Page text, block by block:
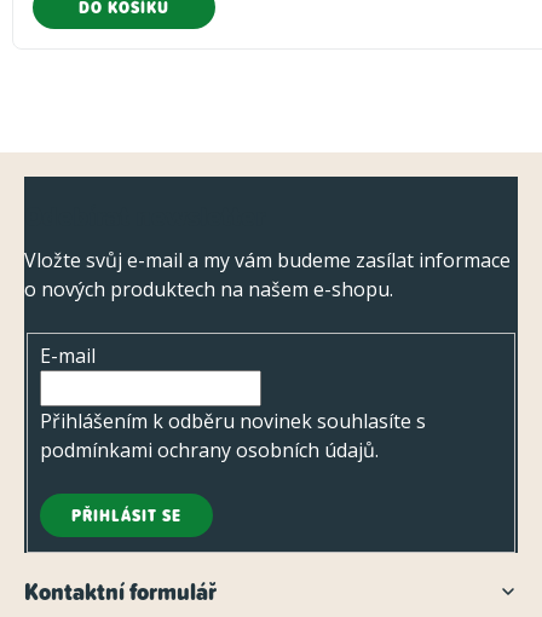
DO KOŠÍKU
Vložte svůj e-mail a my vám budeme zasílat informace
o nových produktech na našem e-shopu.
E-mail
Přihlášením k odběru novinek souhlasíte s
podmínkami ochrany osobních údajů.
PŘIHLÁSIT SE
Kontaktní formulář